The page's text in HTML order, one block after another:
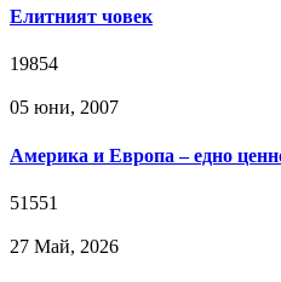
Елитният човек
19854
05 юни, 2007
Америка и Европа – едно
51551
27 Май, 2026